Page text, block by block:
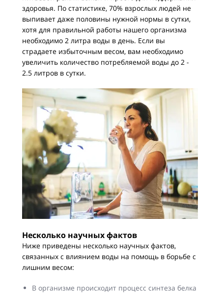
здоровья. По статистике, 70% взрослых людей не
выпивает даже половины нужной нормы в сутки,
хотя для правильной работы нашего организма
необходимо 2 литра воды в день. Если вы
страдаете избыточным весом, вам необходимо
увеличить количество потребляемой воды до 2 -
2.5 литров в сутки.
Несколько научных фактов
Ниже приведены несколько научных фактов,
связанных с влиянием воды на помощь в борьбе с
лишним весом:
В организме происходит процесс синтеза белка